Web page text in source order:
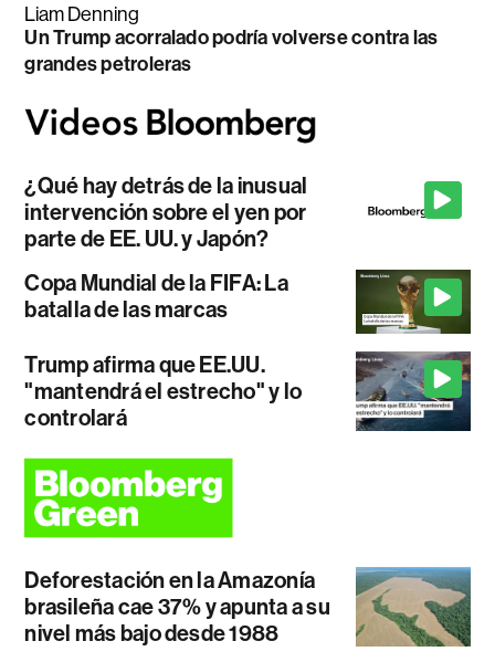
Liam Denning
Un Trump acorralado podría volverse contra las
grandes petroleras
¿Qué hay detrás de la inusual
intervención sobre el yen por
parte de EE. UU. y Japón?
Copa Mundial de la FIFA: La
batalla de las marcas
Trump afirma que EE.UU.
"mantendrá el estrecho" y lo
controlará
Deforestación en la Amazonía
brasileña cae 37% y apunta a su
nivel más bajo desde 1988